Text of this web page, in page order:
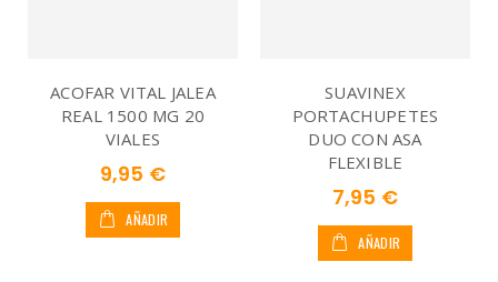
ACOFAR VITAL JALEA
REAL 1500 MG 20
VIALES
9,95 €
AÑADIR
SUAVINEX
PORTACHUPETES
DUO CON ASA
FLEXIBLE
7,95 €
AÑADIR